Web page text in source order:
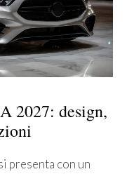
2027: design,
presenta con un